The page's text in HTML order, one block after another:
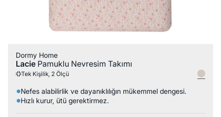
Dormy Home
Lacie Pamuklu Nevresim Takımı
Tek Kişilik, 2 Ölçü
Nefes alabilirlik ve dayanıklılığın mükemmel dengesi.
Hızlı kurur, ütü gerektirmez.